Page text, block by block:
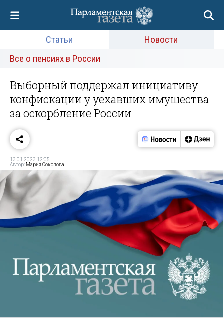
Статьи
Новости
Все о пенсиях в России
Выборный поддержал инициативу
конфискации у уехавших имущества
за оскорбление России
13.01.2023 12:05
Автор: Мария Соколова